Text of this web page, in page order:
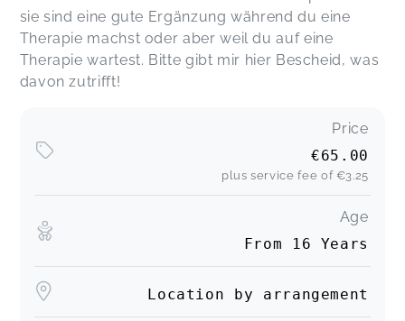
sie sind eine gute Ergänzung während du eine
Therapie machst oder aber weil du auf eine
Therapie wartest. Bitte gibt mir hier Bescheid, was
davon zutrifft!
Price
€65.00
plus service fee of €3.25
Age
From 16 Years
Location by arrangement